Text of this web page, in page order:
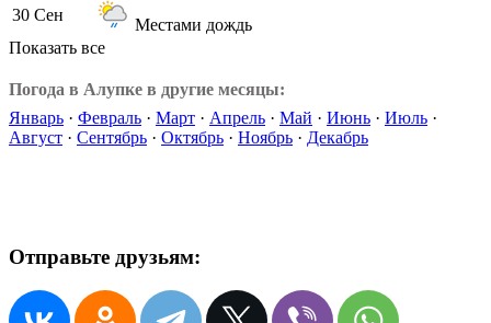
30 Сен
Местами дождь
Показать все
Погода в Алупке в другие месяцы:
Январь · Февраль · Март · Апрель · Май · Июнь · Июль ·
Август · Сентябрь · Октябрь · Ноябрь · Декабрь
Отправьте друзьям: